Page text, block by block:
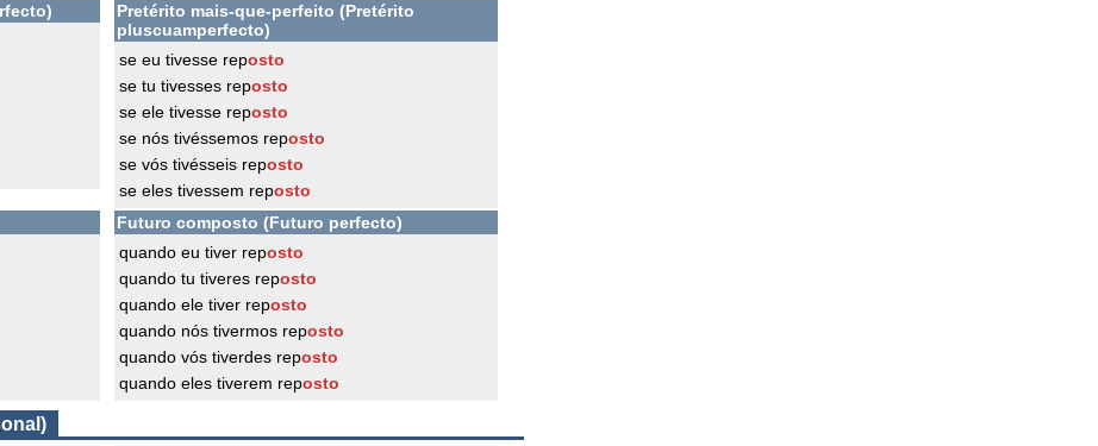
Pretérito mais-que-perfeito (Pretérito
pluscuamperfecto)
se eu tivesse reposto
se tu tivesses reposto
se ele tivesse reposto
se nós tivéssemos reposto
se vós tivésseis reposto
se eles tivessem reposto
Futuro composto (Futuro perfecto)
quando eu tiver reposto
quando tu tiveres reposto
quando ele tiver reposto
quando nós tivermos reposto
quando vós tiverdes reposto
quando eles tiverem reposto